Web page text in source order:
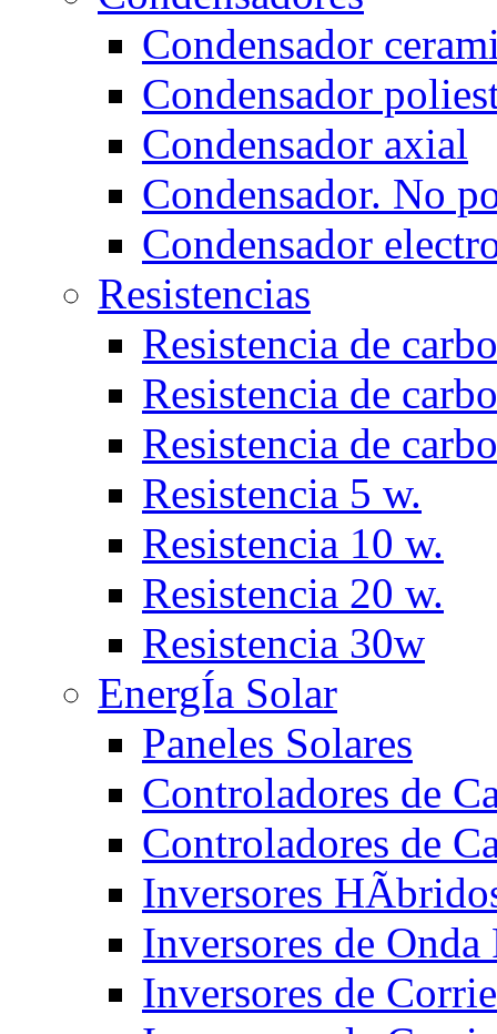
Condensador
Condensador
Condensador axial
Condensador. No
Condensador
Resistencias
Resistencia de
Resistencia de
Resistencia de
Resistencia 5 w.
Resistencia 10 w.
Resistencia 20 w.
Resistencia 30w
EnergÍa Solar
Paneles Solares
Controladores de
Controladores de
Inversores
Inversores de
Inversores de